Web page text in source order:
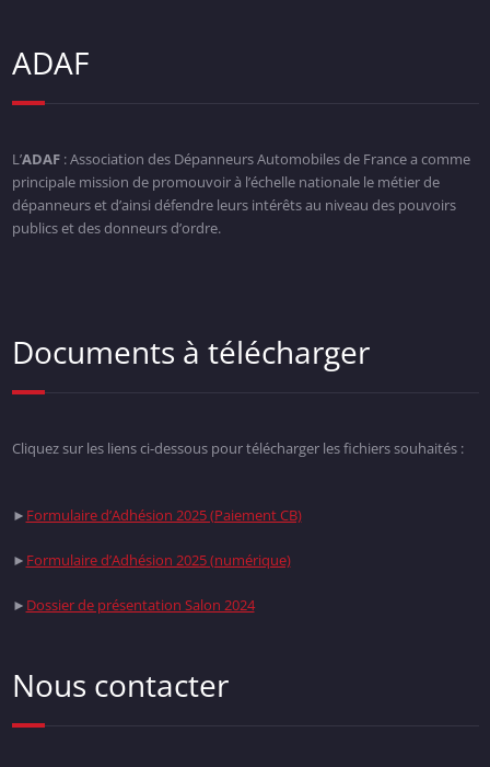
ADAF
L’ADAF: Association des Dépanneurs Automobiles de France a comme
principale mission de promouvoir à l’échelle nationale le métier de
dépanneurs et d’ainsi défendre leurs intérêts au niveau des pouvoirs
publics et des donneurs d’ordre.
Documents à télécharger
Cliquez sur les liens ci-dessous pour télécharger les fichiers souhaités :
► Formulaire d’Adhésion 2025 (Paiement CB)
► Formulaire d’Adhésion 2025 (numérique)
► Dossier de présentation Salon 2024
Nous contacter